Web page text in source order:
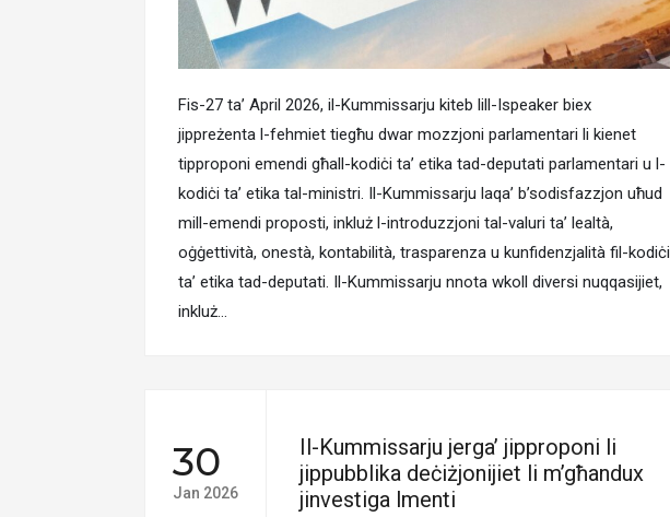
Fis-27 ta’ April 2026, il-Kummissarju kiteb lill-Ispeaker biex
jippreżenta l-fehmiet tiegħu dwar mozzjoni parlamentari li kienet
tipproponi emendi għall-kodiċi ta’ etika tad-deputati parlamentari u l-
kodiċi ta’ etika tal-ministri. Il-Kummissarju laqa’ b’sodisfazzjon uħud
mill-emendi proposti, inkluż l-introduzzjoni tal-valuri ta’ lealtà,
oġġettività, onestà, kontabilità, trasparenza u kunfidenzjalità fil-kodiċi
ta’ etika tad-deputati. Il-Kummissarju nnota wkoll diversi nuqqasijiet,
inkluż…
30
Jan 2026
Il-Kummissarju jerga’ jipproponi li
jippubblika deċiżjonijiet li m’għandux
jinvestiga lmenti